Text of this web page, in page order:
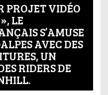
PROJET VIDÉO
LE
S’AMUSE
AVEC DES
UN
RIDERS DE